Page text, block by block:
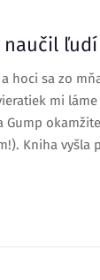
hoci sa zo
mi
Kniha vyšla